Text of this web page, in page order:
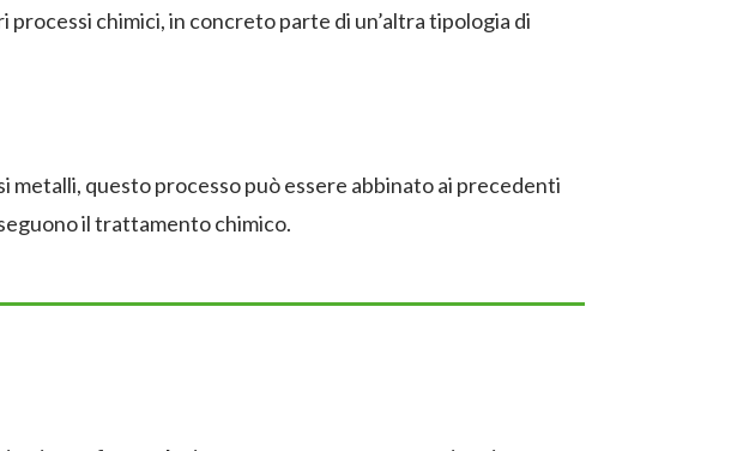
chimici, in concreto parte di un’altra tipologia di
metalli, questo processo può essere abbinato ai precedenti
il trattamento chimico.